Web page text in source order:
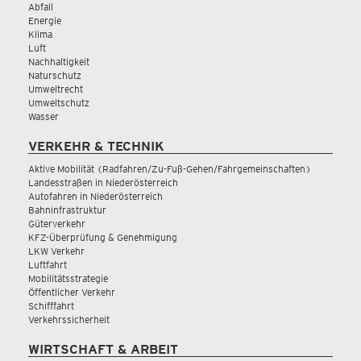
Abfall
Energie
Klima
Luft
Nachhaltigkeit
Naturschutz
Umweltrecht
Umweltschutz
Wasser
VERKEHR & TECHNIK
Aktive Mobilität (Radfahren/Zu-Fuß-Gehen/Fahrgemeinschaften)
Landesstraßen in Niederösterreich
Autofahren in Niederösterreich
Bahninfrastruktur
Güterverkehr
KFZ-Überprüfung & Genehmigung
LKW Verkehr
Luftfahrt
Mobilitätsstrategie
Öffentlicher Verkehr
Schifffahrt
Verkehrssicherheit
WIRTSCHAFT & ARBEIT